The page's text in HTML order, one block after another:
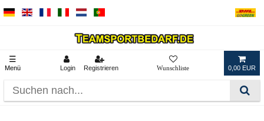
☰
Menü Login Registrieren 0,00 EUR